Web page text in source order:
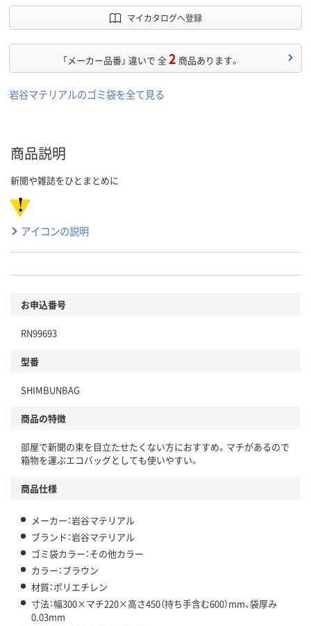
マイカタログへ登録
「メーカー品番」 違いで 全2 商品あります。
岩谷マテリアルのゴミ袋を全て見る
商品説明
新聞や雑誌をひとまとめに
アイコンの説明
お申込番号
RN99693
型番
SHIMBUNBAG
商品の特徴
部屋で新聞の束を目立たせたくない方におすすめ。マチがあるので
箱物を運ぶエコバッグとしても使いやすい。
商品仕様
メーカー：岩谷マテリアル
ブランド：岩谷マテリアル
ゴミ袋カラー：その他カラー
カラー：ブラウン
材質：ポリエチレン
寸法：幅300×マチ220×高さ450（持ち手含む600）mm、袋厚み
0.03mm